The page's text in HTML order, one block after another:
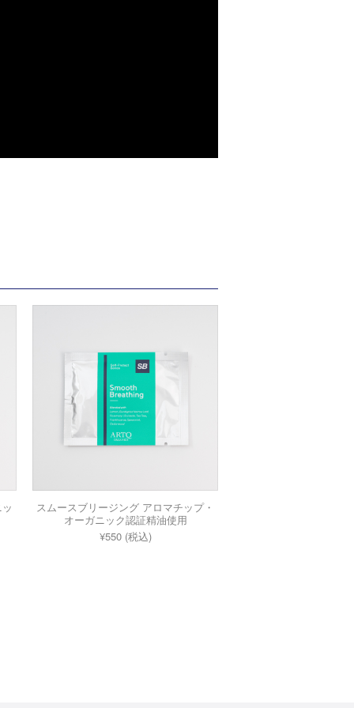
スムースブリージング アロマチップ・
オーガニック認証精油使用
¥550 (税込)